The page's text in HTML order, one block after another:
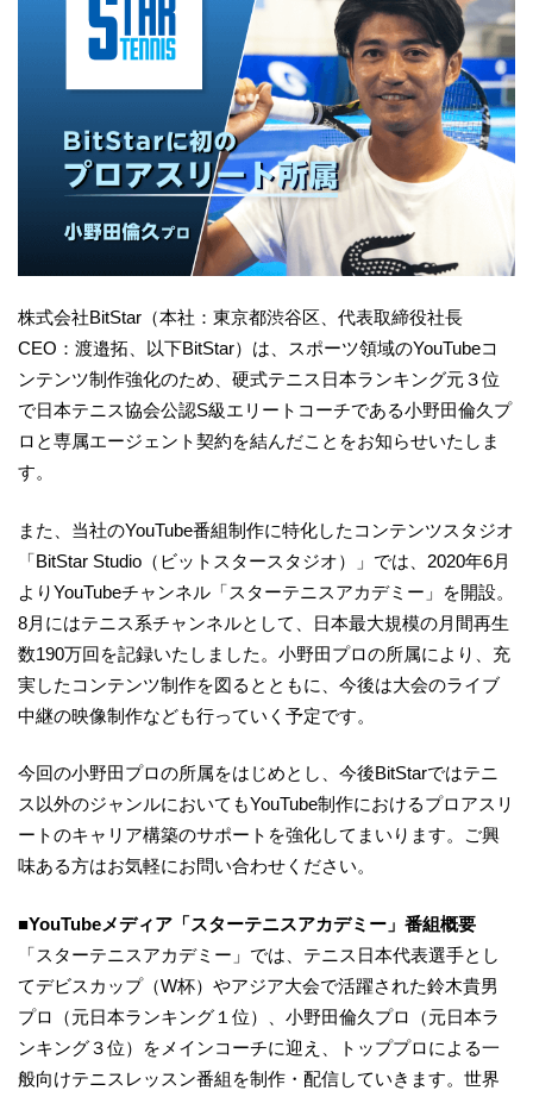
株式会社BitStar（本社：東京都渋谷区、代表取締役社長
CEO：渡邉拓、以下BitStar）は、スポーツ領域のYouTubeコ
ンテンツ制作強化のため、硬式テニス日本ランキング元３位
で日本テニス協会公認S級エリートコーチである小野田倫久プ
ロと専属エージェント契約を結んだことをお知らせいたしま
す。
また、当社のYouTube番組制作に特化したコンテンツスタジオ
「BitStar Studio（ビットスタースタジオ）」では、2020年6月
よりYouTubeチャンネル「スターテニスアカデミー」を開設。
8月にはテニス系チャンネルとして、日本最大規模の月間再生
数190万回を記録いたしました。小野田プロの所属により、充
実したコンテンツ制作を図るとともに、今後は大会のライブ
中継の映像制作なども行っていく予定です。
今回の小野田プロの所属をはじめとし、今後BitStarではテニ
ス以外のジャンルにおいてもYouTube制作におけるプロアスリ
ートのキャリア構築のサポートを強化してまいります。ご興
味ある方はお気軽にお問い合わせください。
■YouTubeメディア「スターテニスアカデミー」番組概要
「スターテニスアカデミー」では、テニス日本代表選手とし
てデビスカップ（W杯）やアジア大会で活躍された鈴木貴男
プロ（元日本ランキング１位）、小野田倫久プロ（元日本ラ
ンキング３位）をメインコーチに迎え、トッププロによる一
般向けテニスレッスン番組を制作・配信していきます。世界